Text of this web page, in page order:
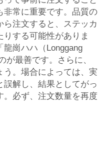
非常に重要です。品質の
注文すると、ステッカ
する可能性がありま
崗ハハ（Longgang
が最善です。さらに、
。場合によっては、実
誤解し、結果としてがっ
。必ず、注文数量を再度